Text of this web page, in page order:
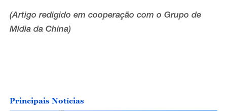
(Artigo redigido em cooperação com o Grupo de
Mídia da China)
Principais Notícias